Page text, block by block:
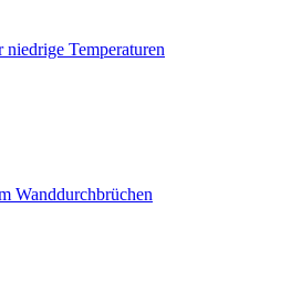
niedrige Temperaturen
Wanddurchbrüchen